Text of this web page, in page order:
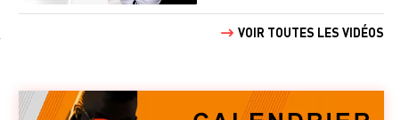
VOIR TOUTES LES VIDÉOS